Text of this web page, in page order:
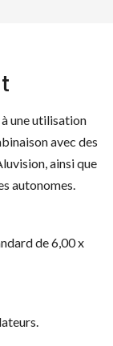
à une utilisation
avec des
ainsi que
autonomes.
de 6,00 x